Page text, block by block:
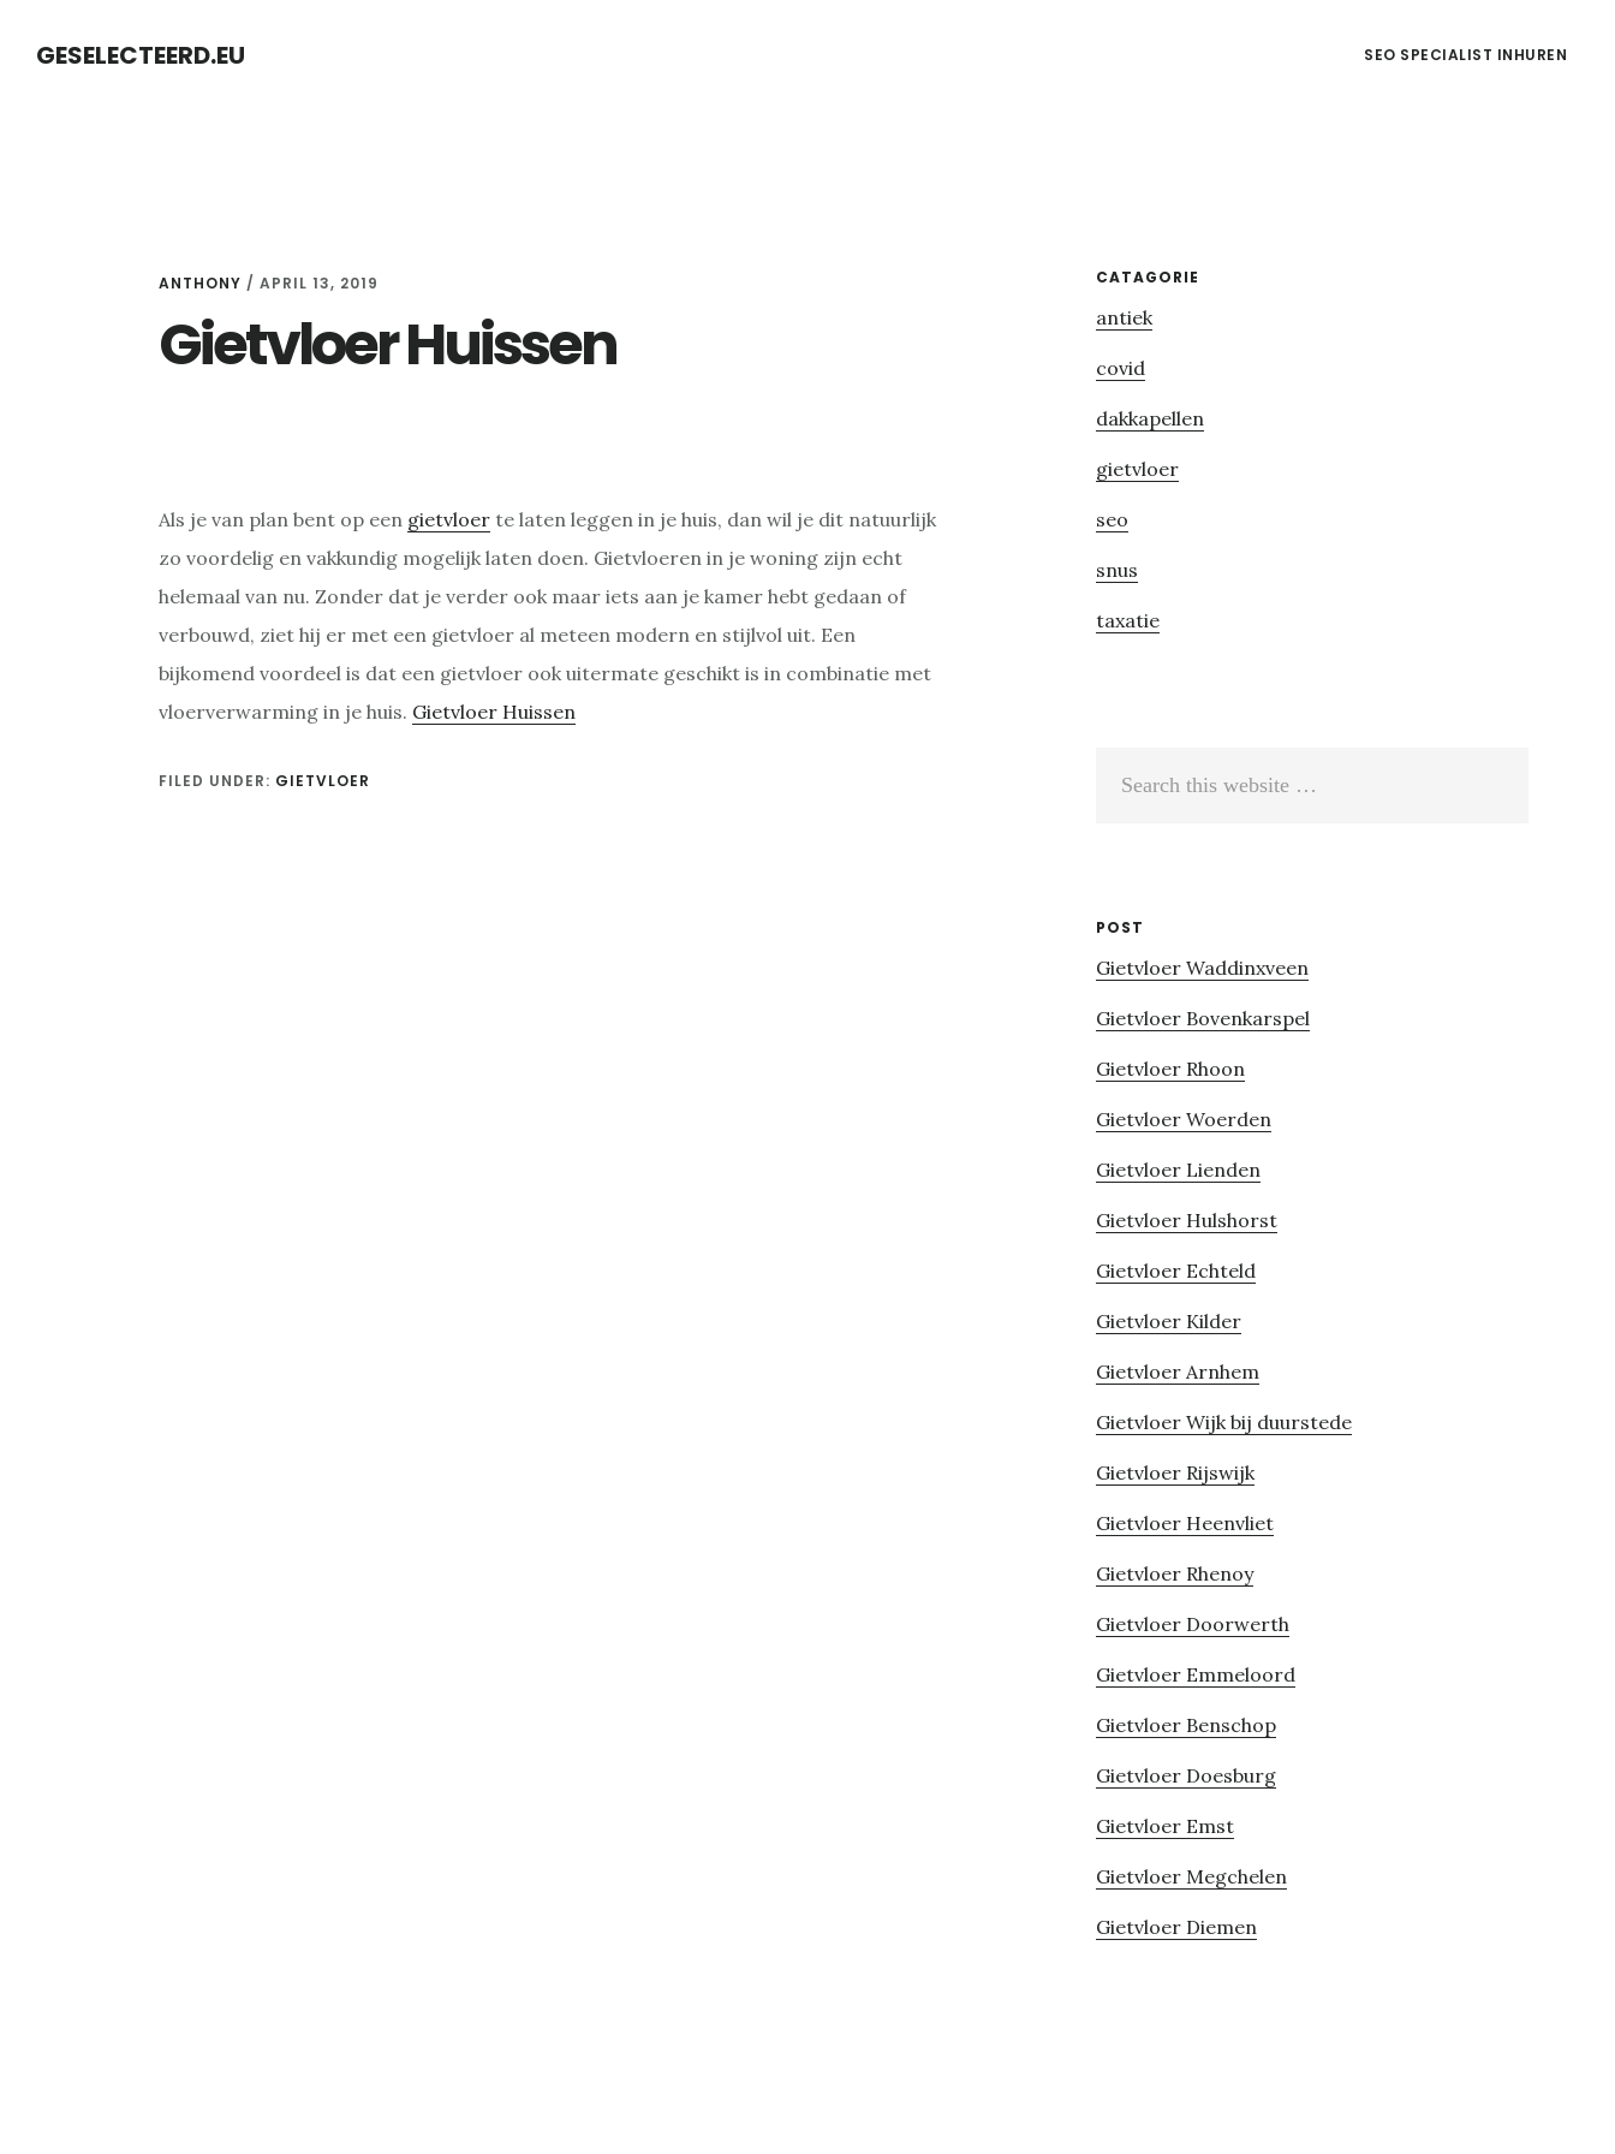
GESELECTEERD.EU SEO SPECIALIST INHUREN
ANTHONY / APRIL 13, 2019
Gietvloer Huissen
Als je van plan bent op een gietvloer te laten leggen in je huis, dan wil je dit natuurlijk
zo voordelig en vakkundig mogelijk laten doen. Gietvloeren in je woning zijn echt
helemaal van nu. Zonder dat je verder ook maar iets aan je kamer hebt gedaan of
verbouwd, ziet hij er met een gietvloer al meteen modern en stijlvol uit. Een
bijkomend voordeel is dat een gietvloer ook uitermate geschikt is in combinatie met
vloerverwarming in je huis. Gietvloer Huissen
FILED UNDER: GIETVLOER
Primary
Sidebar
CATAGORIE
antiek
covid
dakkapellen
gietvloer
seo
snus
taxatie
POST
Gietvloer Waddinxveen
Gietvloer Bovenkarspel
Gietvloer Rhoon
Gietvloer Woerden
Gietvloer Lienden
Gietvloer Hulshorst
Gietvloer Echteld
Gietvloer Kilder
Gietvloer Arnhem
Gietvloer Wijk bij duurstede
Gietvloer Rijswijk
Gietvloer Heenvliet
Gietvloer Rhenoy
Gietvloer Doorwerth
Gietvloer Emmeloord
Gietvloer Benschop
Gietvloer Doesburg
Gietvloer Emst
Gietvloer Megchelen
Gietvloer Diemen